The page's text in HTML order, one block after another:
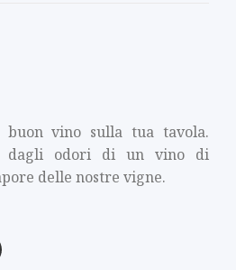
vino sulla tua tavola.
dagli odori di un vino di
delle nostre vigne.